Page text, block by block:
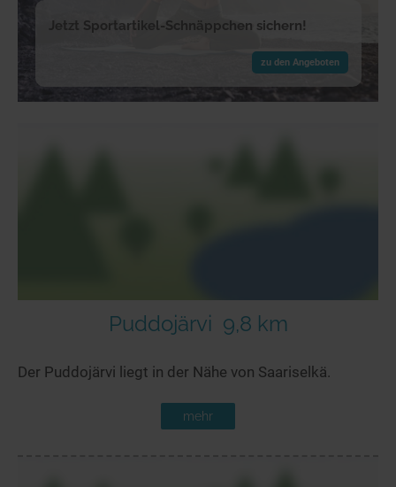
Jetzt Sportartikel-Schnäppchen sichern!
zu den Angeboten
Puddojärvi 9,8 km
Der Puddojärvi liegt in der Nähe von Saariselkä.
mehr